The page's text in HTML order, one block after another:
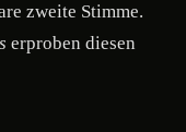
zweite Stimme.
erproben diesen